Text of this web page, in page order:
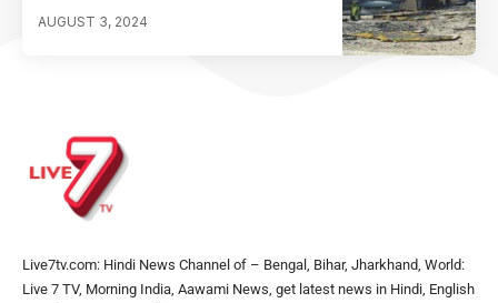
AUGUST 3, 2024
Live7tv.com: Hindi News Channel of – Bengal, Bihar, Jharkhand, World:
Live 7 TV, Morning India, Aawami News, get latest news in Hindi, English